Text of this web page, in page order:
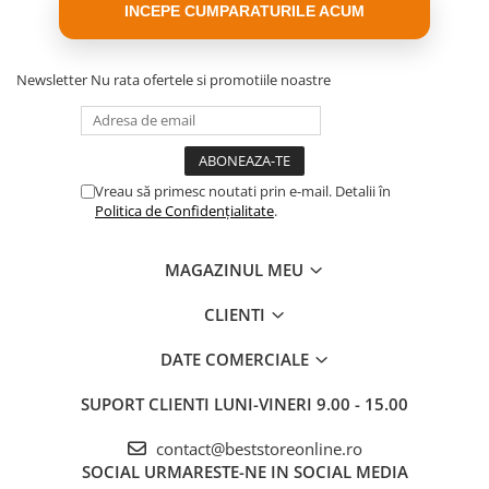
INCEPE CUMPARATURILE ACUM
Newsletter Nu rata ofertele si promotiile noastre
Vreau să primesc noutati prin e-mail. Detalii în
Politica de Confidențialitate.
MAGAZINUL MEU
CLIENTI
DATE COMERCIALE
SUPORT CLIENTI LUNI-VINERI 9.00 - 15.00
contact@beststoreonline.ro
SOCIAL URMARESTE-NE IN SOCIAL MEDIA